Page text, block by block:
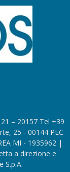
– 20157 Tel +39
25 - 00144 PEC
MI - 1935962 |
a direzione e
S.p.A.